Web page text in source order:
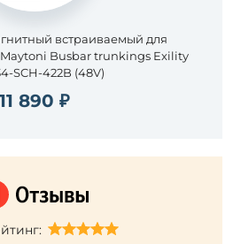
встраиваемый для
Busbar trunkings Exility
SCH-422B (48V)
11 890 ₽